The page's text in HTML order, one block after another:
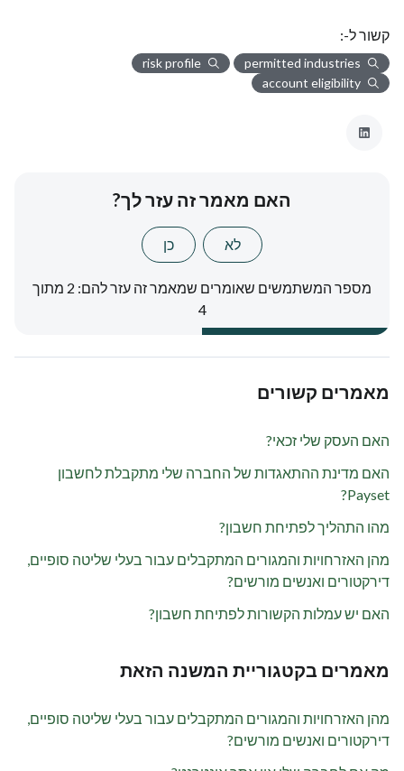
קשור ל-:
permitted industries
risk profile
account eligibility
האם מאמר זה עזר לך?
לא כן
מספר המשתמשים שאומרים שמאמר זה עזר להם: 2 מתוך
4
מאמרים קשורים
האם העסק שלי זכאי?
האם מדינת ההתאגדות של החברה שלי מתקבלת לחשבון
Payset?
מהו התהליך לפתיחת חשבון?
מהן האזרחויות והמגורים המתקבלים עבור בעלי שליטה סופיים,
דירקטורים ואנשים מורשים?
האם יש עמלות הקשורות לפתיחת חשבון?
מאמרים בקטגוריית המשנה הזאת
מהן האזרחויות והמגורים המתקבלים עבור בעלי שליטה סופיים,
דירקטורים ואנשים מורשים?